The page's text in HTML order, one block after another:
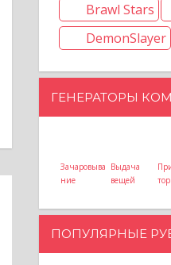
Brawl Stars
DemonSlayer
ГЕНЕРАТОРЫ
Зачаровыва
ние
Выдача
вещей
ПОПУЛЯРНЫЕ